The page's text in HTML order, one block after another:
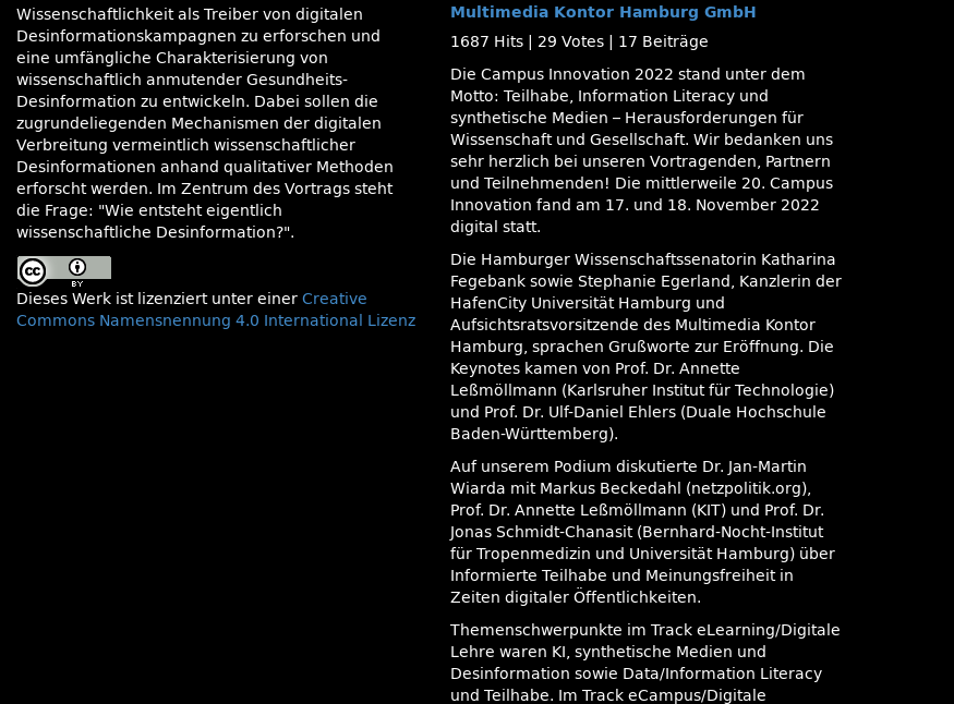
Wissenschaftlichkeit als Treiber von digitalen
Desinformationskampagnen zu erforschen und
eine umfängliche Charakterisierung von
wissenschaftlich anmutender Gesundheits-
Desinformation zu entwickeln. Dabei sollen die
zugrundeliegenden Mechanismen der digitalen
Verbreitung vermeintlich wissenschaftlicher
Desinformationen anhand qualitativer Methoden
erforscht werden. Im Zentrum des Vortrags steht
die Frage:
Wie entsteht eigentlich
wissenschaftliche Desinformation? .
Dieses Werk ist lizenziert unter einer Creative
Commons Namensnennung 4.0 International Lizenz
Multimedia Kontor Hamburg GmbH
1687 Hits
29 Votes
17 Beiträge
Die Campus Innovation 2022 stand unter dem
Motto: Teilhabe, Information Literacy und
synthetische Medien – Herausforderungen für
Wissenschaft und Gesellschaft. Wir bedanken uns
sehr herzlich bei unseren Vortragenden, Partnern
und Teilnehmenden! Die mittlerweile 20. Campus
Innovation fand am 17. und 18. November 2022
digital statt.
Die Hamburger Wissenschaftssenatorin Katharina
Fegebank sowie Stephanie Egerland, Kanzlerin der
HafenCity Universität Hamburg und
Aufsichtsratsvorsitzende des Multimedia Kontor
Hamburg, sprachen Grußworte zur Eröffnung. Die
Keynotes kamen von Prof. Dr. Annette
Leßmöllmann (Karlsruher Institut für Technologie)
und Prof. Dr. Ulf-Daniel Ehlers (Duale Hochschule
Baden-Württemberg).
Auf unserem Podium diskutierte Dr. Jan-Martin
Wiarda mit Markus Beckedahl (netzpolitik.org),
Prof. Dr. Annette Leßmöllmann (KIT) und Prof. Dr.
Jonas Schmidt-Chanasit (Bernhard-Nocht-Institut
für Tropenmedizin und Universität Hamburg) über
Informierte Teilhabe und Meinungsfreiheit in
Zeiten digitaler Öffentlichkeiten.
Themenschwerpunkte im Track eLearning/Digitale
Lehre waren KI, synthetische Medien und
Desinformation sowie Data/Information Literacy
und Teilhabe. Im Track eCampus/Digitale